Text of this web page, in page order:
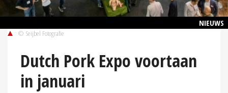
NIEUWS
© Seijbel Fotografie
Dutch Pork Expo voortaan
in januari